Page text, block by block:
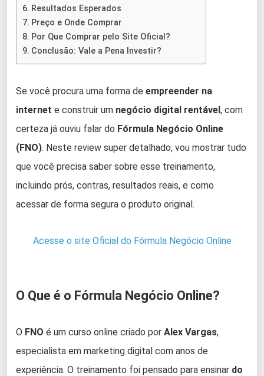
Resultados Esperados
Preço e Onde Comprar
Por Que Comprar pelo Site Oficial?
Conclusão: Vale a Pena Investir?
Se você procura uma forma de empreender na
internet e construir um negócio digital rentável, com
certeza já ouviu falar do Fórmula Negócio Online
(FNO). Neste review super detalhado, vou mostrar tudo
que você precisa saber sobre esse treinamento,
incluindo prós, contras, resultados reais, e como
acessar de forma segura o produto original.
Acesse o site Oficial do Fórmula Negócio Online
O Que é o Fórmula Negócio Online?
O FNO é um curso online criado por Alex Vargas,
especialista em marketing digital com anos de
experiência. O treinamento foi pensado para ensinar do